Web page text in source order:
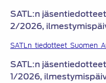
SATL:n
2/2026,
SATL:n
1/2026,